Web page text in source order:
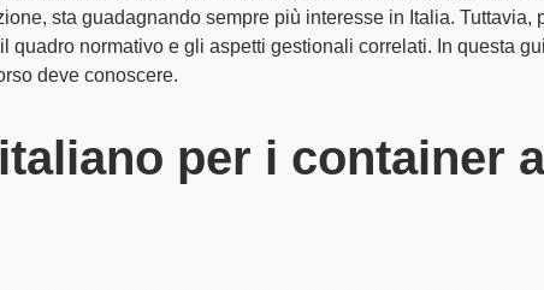
, sta guadagnando sempre più interesse in Italia.
quadro normativo e gli aspetti gestionali correlati. In questa
deve conoscere.
per i container